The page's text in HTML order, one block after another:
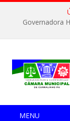
Governadora
MENU